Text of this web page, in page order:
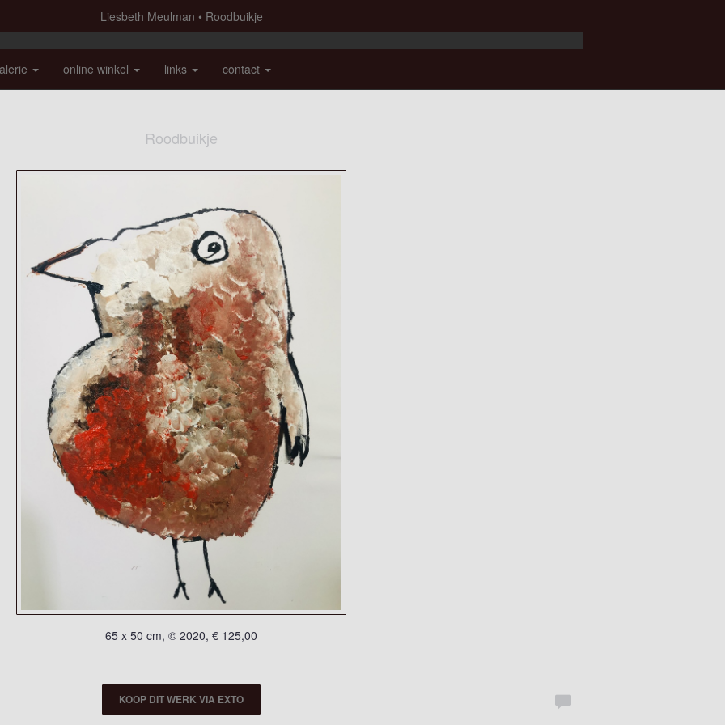
Liesbeth Meulman Roodbuikje
online winkel links contact
Roodbuikje
65 x 50 cm, © 2020, € 125,00
KOOP DIT WERK VIA EXTO